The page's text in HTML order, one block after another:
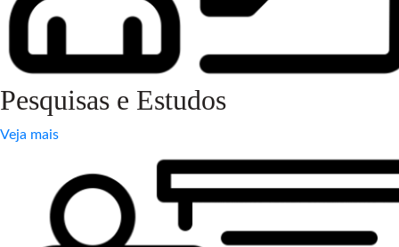
Pesquisas e Estudos
Veja mais